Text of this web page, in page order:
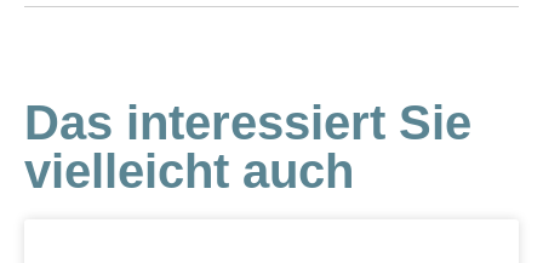
Das interessiert Sie
vielleicht auch